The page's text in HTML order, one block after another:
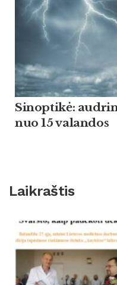
Sinoptikė:
nuo 15 valandos
Laikraštis